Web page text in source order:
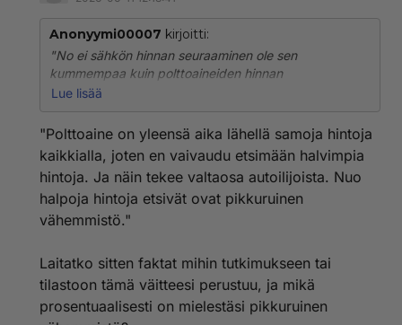
Anonyymi00007 kirjoitti:
"No ei sähkön hinnan seuraaminen ole sen
kummempaa kuin polttoaineiden hinnan
seuraaminenkaan. Paitsi, että on paljon helpompaa ja
En ole ikinä seurannut polttoaineiden hintoja. Kun
polttoaine on lopussa niin menen vain heti lähimmälle
asemalle enkä mieti hintaa ollenkaan. Polttoaine on
yleensä aika lähellä samoja hintoja kaikkialla, joten en
vaivaudu etsimään halvimpia hintoja. Ja näin tekee
Nuo halpoja hintoja etsivät ovat pikkuruinen
vähemmistö.
Lue lisää
"Polttoaine on yleensä aika lähellä samoja hintoja
kaikkialla, joten en vaivaudu etsimään halvimpia
hintoja. Ja näin tekee valtaosa autoilijoista. Nuo
halpoja hintoja etsivät ovat pikkuruinen
vähemmistö."
Laitatko sitten faktat mihin tutkimukseen tai
tilastoon tämä väitteesi perustuu, ja mikä
prosentuaalisesti on mielestäsi pikkuruinen